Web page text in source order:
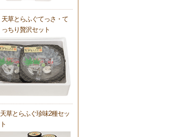
天草とらふぐてっさ・て
っちり贅沢セット
天草とらふぐ珍味2種セッ
ト